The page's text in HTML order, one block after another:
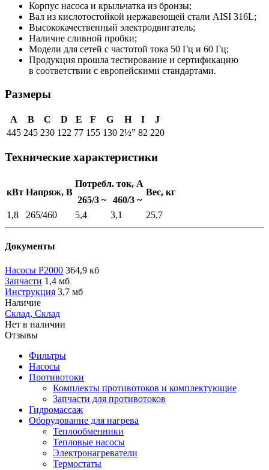
Корпус насоса и крыльчатка из бронзы;
Вал из кислотостойкой нержавеющей стали AISI 316L;
Высококачественный электродвигатель;
Наличие сливной пробки;
Модели для сетей с частотой тока 50 Гц и 60 Гц;
Продукция прошла тестирование и сертификацию
в соответствии с европейскими стандартами.
Размеры
A B C D E F G H I
J
445 245 230 122 77 155 130 2½” 82 220
Технические характеристики
кВт Напряж, В
Потребл. ток, А
Вес, кг
265/3 ~
460/3 ~
1,8
265/460 5,4 3,1 25,7
Документы
Насосы P2000 364,9 кб
Запчасти 1,4 мб
Инструкция 3,7 мб
Наличие
Склад, Склад
Нет в наличии
Отзывы
Фильтры
Насосы
Противотоки
Комплекты противотоков и комплектующие
Запчасти для противотоков
Гидромассаж
Оборудование для нагрева
Теплообменники
Тепловые насосы
Электронагреватели
Термостаты